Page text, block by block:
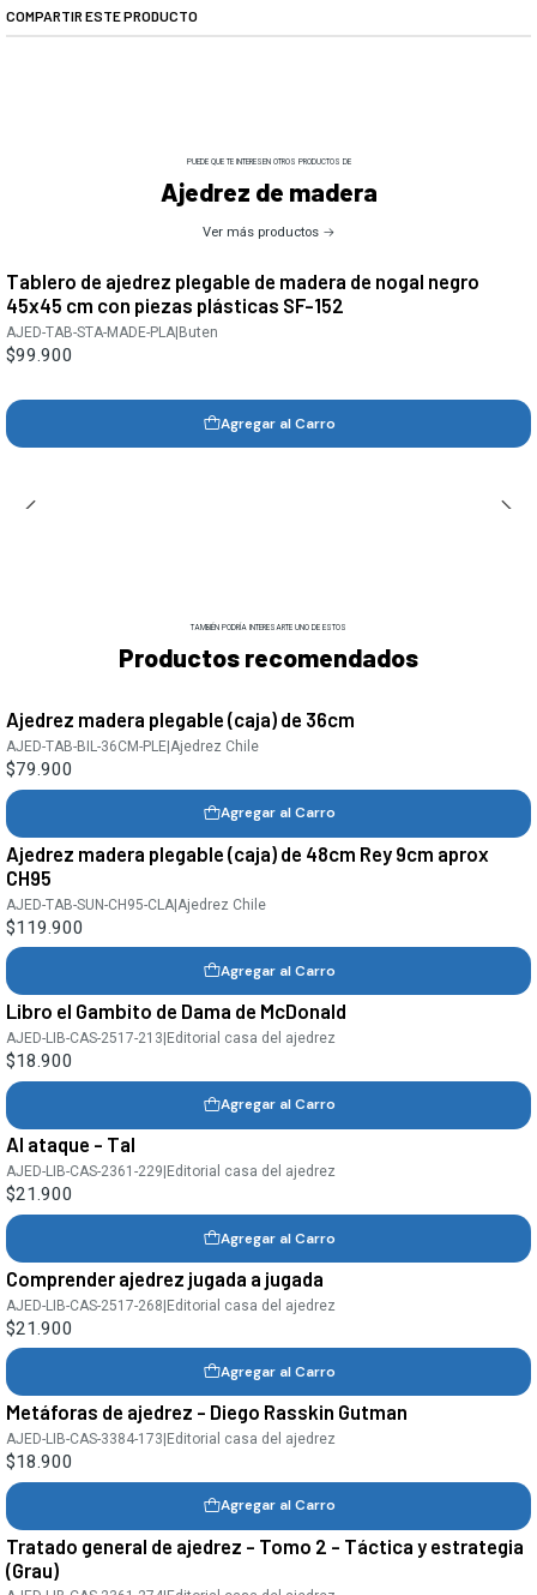
COMPARTIR ESTE PRODUCTO
PUEDE QUE TE INTERESEN OTROS PRODUCTOS DE
Ajedrez de madera
Ver más productos
Tablero de ajedrez plegable de madera de nogal negro
45x45 cm con piezas plásticas SF-152
AJED-TAB-STA-MADE-PLA Buten
$99.900
Agregar al Carro
TAMBIÉN PODRÍA INTERESARTE UNO DE ESTOS
Productos recomendados
Ajedrez madera plegable (caja) de 36cm
AJED-TAB-BIL-36CM-PLE |Ajedrez Chile
$79.900
Agregar al Carro
Ajedrez madera plegable (caja) de 48cm Rey 9cm aprox
CH95
AJED-TAB-SUN-CH95-CLA|Ajedrez Chile
$119.900
Agregar al Carro
Libro el Gambito de Dama de McDonald
AJED-LIB-CAS-2517-213 Editorial casa del ajedrez
$18.900
Agregar al Carro
Al ataque - Tal
AJED-LIB-CAS-2361-229 Editorial casa del ajedrez
$21.900
Agregar al Carro
Comprender ajedrez jugada a jugada
AJED-LIB-CAS-2517-268|Editorial casa del ajedrez
$21.900
Agregar al Carro
Metáforas de ajedrez - Diego Rasskin Gutman
AJED-LIB-CAS-3384-173 Editorial casa del ajedrez
$18.900
Agregar al Carro
Tratado general de ajedrez - Tomo 2 - Táctica y estrategia
(Grau)